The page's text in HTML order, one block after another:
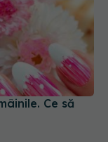
Ce să